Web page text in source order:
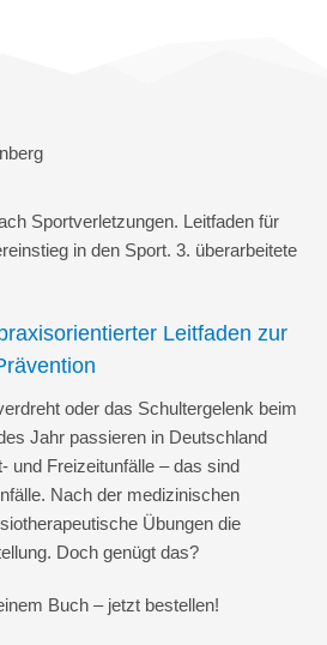
Sportverletzungen. Leitfaden für
in den Sport. 3. überarbeitete
Leitfaden zur
oder das Schultergelenk beim
Jahr passieren in Deutschland
und Freizeitunfälle – das sind
Nach der medizinischen
Übungen die
Doch genügt das?
Buch – jetzt bestellen!